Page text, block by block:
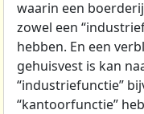
waarin een
zowel een
hebben. En een
gehuisvest is kan
“industriefunctie”
“kantoorfunctie”